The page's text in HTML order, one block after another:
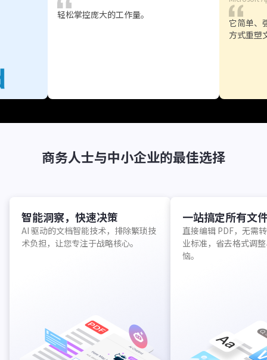
轻松掌控庞大的工作量。
它简单、
方式重塑
商务人士与中小企业的最佳选择
智能洞察，快速决策
AI 驱动的文档智能技术，排除繁琐技
术负担，让您专注于战略核心。
一站搞定所有文
直接编辑 PDF，无需
业标准，省去格式调
恼。